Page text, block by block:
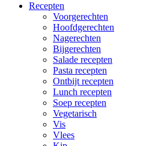
Recepten
Voorgerechten
Hoofdgerechten
Nagerechten
Bijgerechten
Salade recepten
Pasta recepten
Ontbijt recepten
Lunch recepten
Soep recepten
Vegetarisch
Vis
Vlees